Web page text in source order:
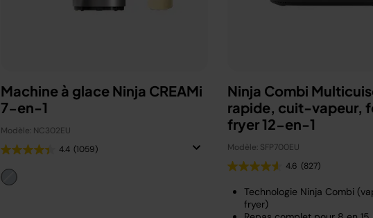
Machine à glace Ninja CREAMi
7-en-1
Modèle: NC302EU
4.4 (1059)
Ninja Combi
rapide, cuit-vapeur,
fryer 12-en-1
Modèle: SFP700EU
4.6 (827)
Technologie Ninja Combi
fryer)